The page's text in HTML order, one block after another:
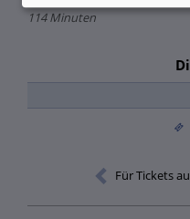
114 Minuten
Für Tickets